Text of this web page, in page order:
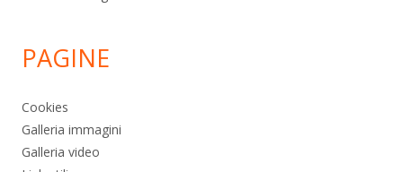
PAGINE
Cookies
Galleria immagini
Galleria video